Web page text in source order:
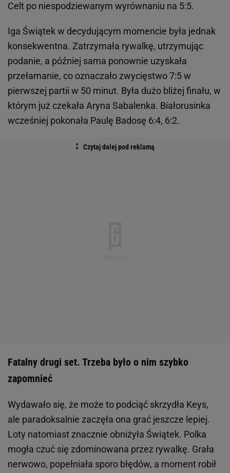
Celt po niespodziewanym wyrównaniu na 5:5.
Iga Świątek w decydującym momencie była jednak
konsekwentna. Zatrzymała rywalkę, utrzymując
podanie, a później sama ponownie uzyskała
przełamanie, co oznaczało zwycięstwo 7:5 w
pierwszej partii w 50 minut. Była dużo bliżej finału, w
którym już czekała Aryna Sabalenka. Białorusinka
wcześniej pokonała Paulę Badosę 6:4, 6:2.
Fatalny drugi set. Trzeba było o nim szybko
zapomnieć
Wydawało się, że może to podciąć skrzydła Keys,
ale paradoksalnie zaczęła ona grać jeszcze lepiej.
Loty natomiast znacznie obniżyła Świątek. Polka
mogła czuć się zdominowana przez rywalkę. Grała
nerwowo, popełniała sporo błędów, a moment robił